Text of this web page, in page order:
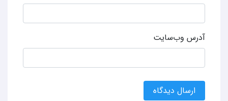
آدرس وب‌سایت
ارسال دیدگاه